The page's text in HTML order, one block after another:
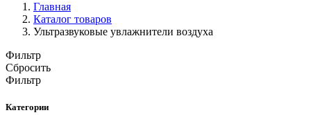
Главная
Каталог товаров
Ультразвуковые увлажнители воздуха
Фильтр
Сбросить
Фильтр
Категории